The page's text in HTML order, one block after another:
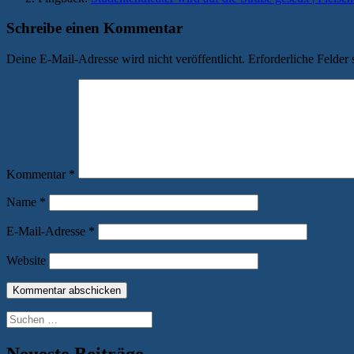
Schreibe einen Kommentar
Deine E-Mail-Adresse wird nicht veröffentlicht. Erforderliche Felder
Kommentar *
Name *
E-Mail-Adresse *
Website
Suchen
nach: